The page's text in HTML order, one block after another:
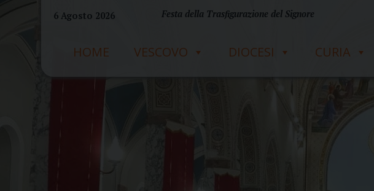
6 Agosto 2026 Festa della Trasfigurazione del Signore
HOME VESCOVO DIOCESI CURIA